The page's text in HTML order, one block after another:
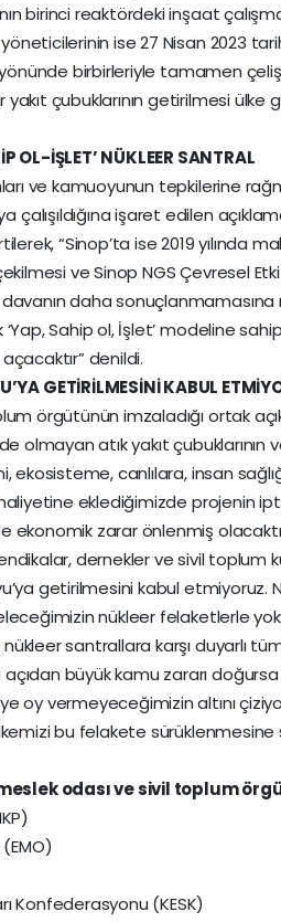
birinci reaktördeki inşaat
ise 27 Nisan 2023
yönünde birbirleriyle tamamen
yakıt çubuklarının getirilmesi
OL-İŞLET’ NÜKLEER SANTRAL
ve kamuoyunun tepkilerine
işaret edilen
“Sinop’ta ise 2019 yılında
ve Sinop NGS Çevresel
davanın daha
‘Yap, Sahip ol, İşlet’ modeline
denildi.
GETİRİLMESİNİ KABUL
örgütünün imzaladığı ortak
olmayan atık yakıt çubuklarının
canlılara, insan
eklediğimizde projenin
ekonomik zarar önlenmiş
dernekler ve sivil toplum
getirilmesini kabul
nükleer felaketlerle
santrallara karşı duyarlı tüm
büyük kamu zararı
vermeyeceğimizin altını
bu felakete sürüklenmesine
odası ve sivil toplum
Konfederasyonu (KESK)